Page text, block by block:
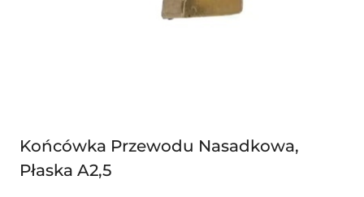
Końcówka Przewodu Nasadkowa,
Płaska A2,5